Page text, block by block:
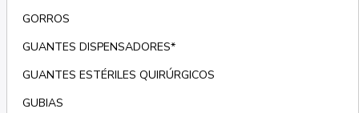
GORROS
GUANTES DISPENSADORES*
GUANTES ESTÉRILES QUIRÚRGICOS
GUBIAS